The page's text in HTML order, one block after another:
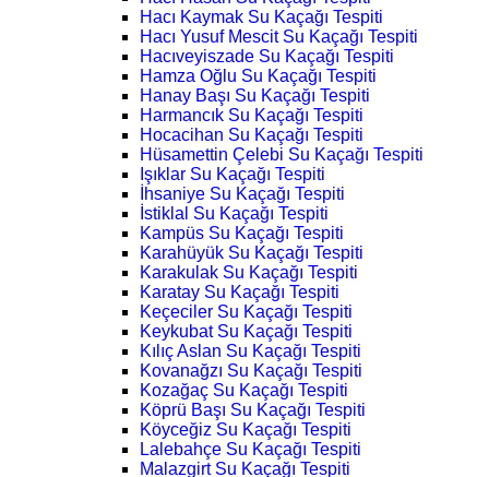
Hacı Kaymak Su Kaçağı Tespiti
Hacı Yusuf Mescit Su Kaçağı Tespiti
Hacıveyiszade Su Kaçağı Tespiti
Hamza Oğlu Su Kaçağı Tespiti
Hanay Başı Su Kaçağı Tespiti
Harmancık Su Kaçağı Tespiti
Hocacihan Su Kaçağı Tespiti
Hüsamettin Çelebi Su Kaçağı Tespiti
Işıklar Su Kaçağı Tespiti
İhsaniye Su Kaçağı Tespiti
İstiklal Su Kaçağı Tespiti
Kampüs Su Kaçağı Tespiti
Karahüyük Su Kaçağı Tespiti
Karakulak Su Kaçağı Tespiti
Karatay Su Kaçağı Tespiti
Keçeciler Su Kaçağı Tespiti
Keykubat Su Kaçağı Tespiti
Kılıç Aslan Su Kaçağı Tespiti
Kovanağzı Su Kaçağı Tespiti
Kozağaç Su Kaçağı Tespiti
Köprü Başı Su Kaçağı Tespiti
Köyceğiz Su Kaçağı Tespiti
Lalebahçe Su Kaçağı Tespiti
Malazgirt Su Kaçağı Tespiti